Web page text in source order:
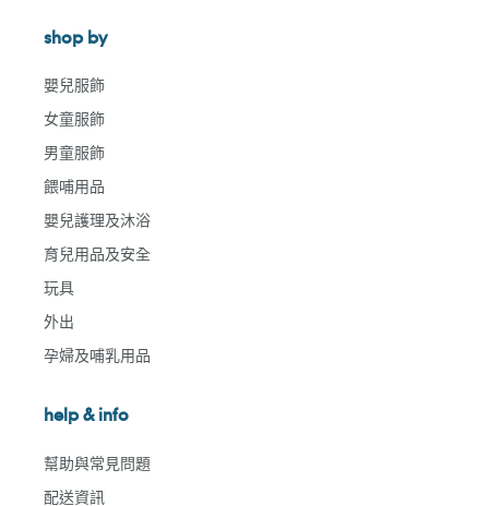
shop by
嬰兒服飾
女童服飾
男童服飾
餵哺用品
嬰兒護理及沐浴
育兒用品及安全
玩具
外出
孕婦及哺乳用品
help & info
幫助與常見問題
配送資訊